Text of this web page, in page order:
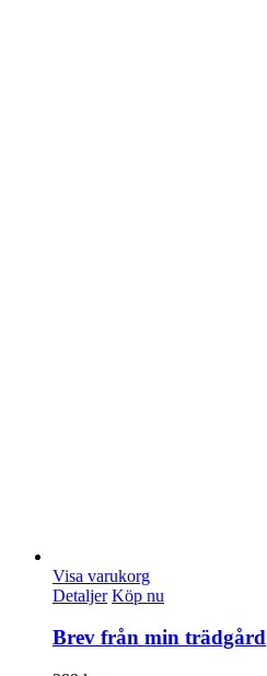
Visa varukorg
Detaljer Köp nu
Brev från min trädgård